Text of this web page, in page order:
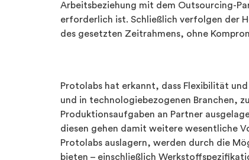
Arbeitsbeziehung mit dem Outsourcing-
erforderlich ist. Schließlich verfolgen der
des gesetzten Zeitrahmens, ohne
Protolabs hat erkannt, dass Flexibilität
und in technologiebezogenen Branchen,
Produktionsaufgaben an Partner
diesen gehen damit weitere wesentliche
Protolabs auslagern, werden durch die
bieten – einschließlich